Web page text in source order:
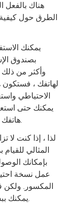
الطرق حول كيفية
يمكنك
، بصندوق
لهاتفك ،
الاحتياطي
يمكنك حتى
هاتفك الجديد أو باستخدام جهاز الكمبيوتر الخاص بك.
لذا ، إذا كنت لا
المثالي
بإمكانك
عمل نسخة
المكسور.
يمكنك ببساطة الحلول الأخرى التي أظهرناها لك أعلاه.